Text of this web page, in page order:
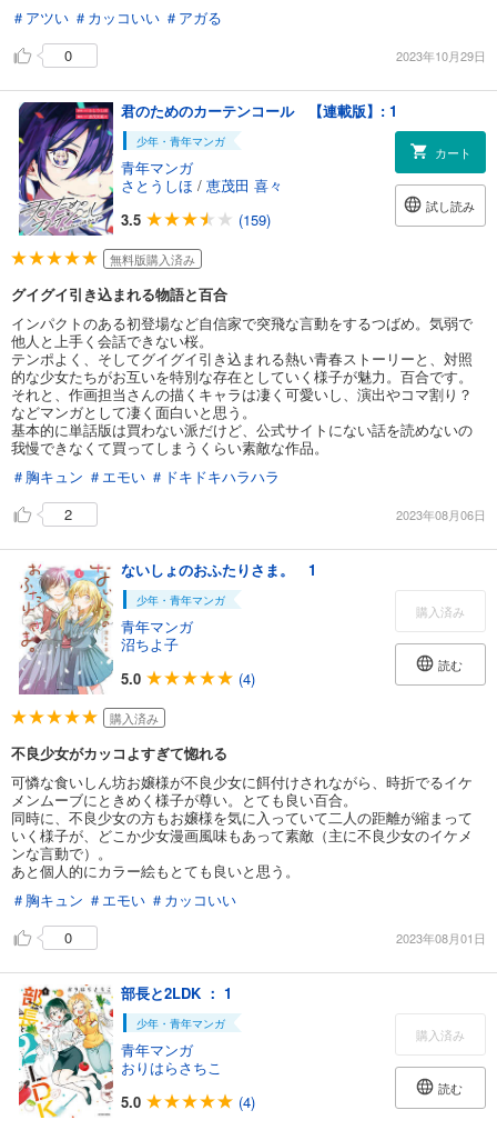
＃アツい ＃カッコいい ＃アガる
0
2023年10月29日
君のためのカーテンコール 【連載版】: 1
少年・青年マンガ
青年マンガ
さとうしほ / 恵茂田 喜々
3.5
(159)
カート
試し読み
無料版購入済み
グイグイ引き込まれる物語と百合
インパクトのある初登場など自信家で突飛な言動をするつばめ。気弱で
他人と上手く会話できない桜。
テンポよく、そしてグイグイ引き込まれる熱い青春ストーリーと、対照
的な少女たちがお互いを特別な存在としていく様子が魅力。百合です。
それと、作画担当さんの描くキャラは凄く可愛いし、演出やコマ割り？
などマンガとして凄く面白いと思う。
基本的に単話版は買わない派だけど、公式サイトにない話を読めないの
我慢できなくて買ってしまうくらい素敵な作品。
＃胸キュン ＃エモい ＃ドキドキハラハラ
2
2023年08月06日
ないしょのおふたりさま。 1
少年・青年マンガ
青年マンガ
沼ちよ子
5.0
(4)
購入済み
読む
購入済み
不良少女がカッコよすぎて惚れる
可憐な食いしん坊お嬢様が不良少女に餌付けされながら、時折でるイケ
メンムーブにときめく様子が尊い。とても良い百合。
同時に、不良少女の方もお嬢様を気に入っていて二人の距離が縮まって
いく様子が、どこか少女漫画風味もあって素敵（主に不良少女のイケメ
ンな言動で）。
あと個人的にカラー絵もとても良いと思う。
＃胸キュン ＃エモい ＃カッコいい
0
2023年08月01日
部長と2LDK ： 1
少年・青年マンガ
青年マンガ
おりはらさちこ
5.0
(4)
購入済み
読む